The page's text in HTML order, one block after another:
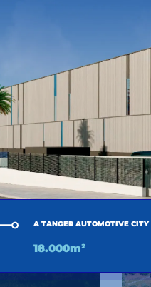
ALTRES
A TANGER AUTOMOTIVE CITY
18.000m²